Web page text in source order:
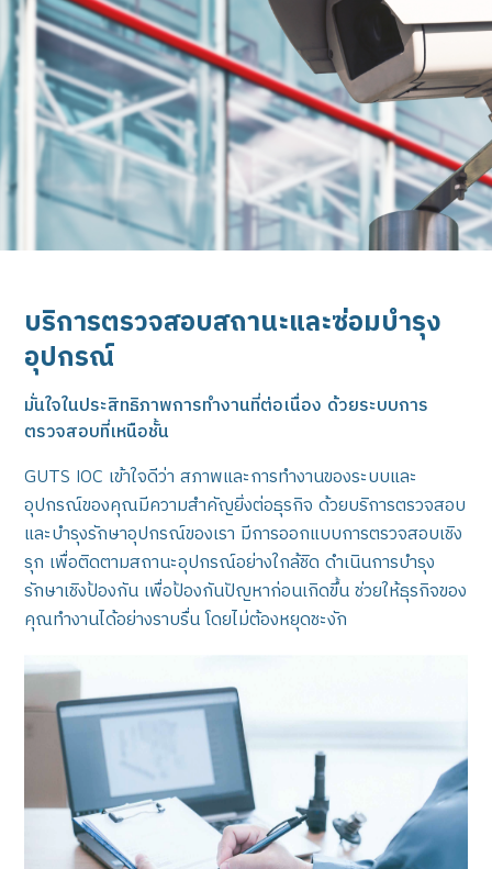
บริการตรวจสอบสถานะและซ่อมบำรุง
อุปกรณ์
มั่นใจในประสิทธิภาพการทำงานที่ต่อเนื่อง ด้วยระบบการ
ตรวจสอบที่เหนือชั้น
GUTS IOC เข้าใจดีว่า สภาพและการทำงานของระบบและ
อุปกรณ์ของคุณมีความสำคัญยิ่งต่อธุรกิจ ด้วยบริการตรวจสอบ
และบำรุงรักษาอุปกรณ์ของเรา มีการออกแบบการตรวจสอบเชิง
รุก เพื่อติดตามสถานะอุปกรณ์อย่างใกล้ชิด ดำเนินการบำรุง
รักษาเชิงป้องกัน เพื่อป้องกันปัญหาก่อนเกิดขึ้น ช่วยให้ธุรกิจของ
คุณทำงานได้อย่างราบรื่น โดยไม่ต้องหยุดชะงัก